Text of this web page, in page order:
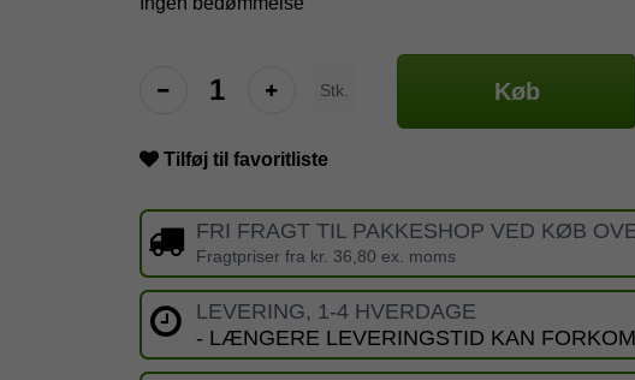
Stk. Køb
Tilføj til favoritliste
FRI FRAGT TIL PAKKESHOP VED KØB
Fragtpriser fra kr. 36,80 ex. moms
LEVERING, 1-4 HVERDAGE
- LÆNGERE LEVERINGSTID KAN